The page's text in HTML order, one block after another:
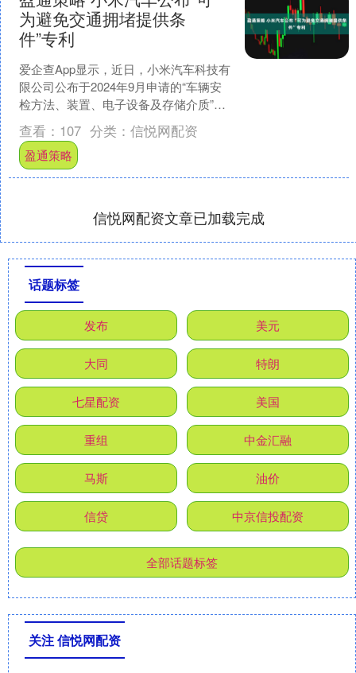
为避免交通拥堵提供条
件”专利
爱企查App显示，近日，小米汽车科技有
限公司公布于2024年9月申请的“车辆安
检方法、装置、电子设备及存储介质”专
利。 摘要显示，该专利提出一种车辆安
检方法、装....
查看： 107 分类： 信悦网配资
盈通策略
信悦网配资文章已加载完成
话题标签
发布 美元
大同 特朗
七星配资 美国
重组 中金汇融
马斯 油价
信贷 中京信投配资
全部话题标签
关注 信悦网配资